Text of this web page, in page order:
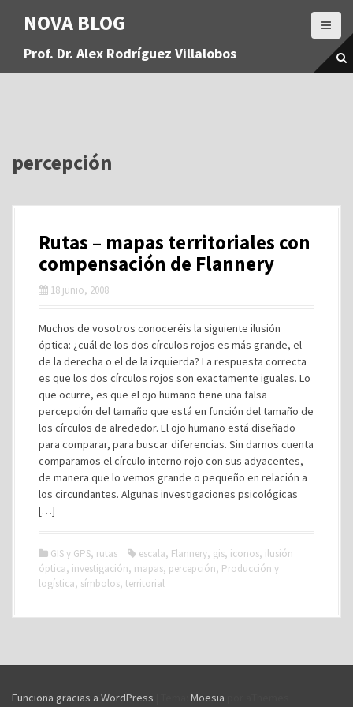
a
NOVA BLOG
Prof. Dr. Alex Rodríguez Villalobos
percepción
Rutas – mapas territoriales con
compensación de Flannery
18 junio, 2008
Muchos de vosotros conoceréis la siguiente ilusión
óptica: ¿cuál de los dos círculos rojos es más grande, el
de la derecha o el de la izquierda? La respuesta correcta
es que los dos círculos rojos son exactamente iguales. Lo
que ocurre, es que el ojo humano tiene una falsa
percepción del tamaño que está en función del tamaño de
los círculos de alrededor. El ojo humano está diseñado
para comparar, para buscar diferencias. Sin darnos cuenta
comparamos el círculo interno rojo con sus adyacentes,
de manera que lo vemos grande o pequeño en relación a
los circundantes. Algunas investigaciones psicológicas
[…]
GIS y GPS, rutas escala, Flannery, gis, iconos, ilusión
óptica, investigación, mapas, percepción, Producción y
logística, símbolos, territorial
Funciona gracias a WordPress Moesia